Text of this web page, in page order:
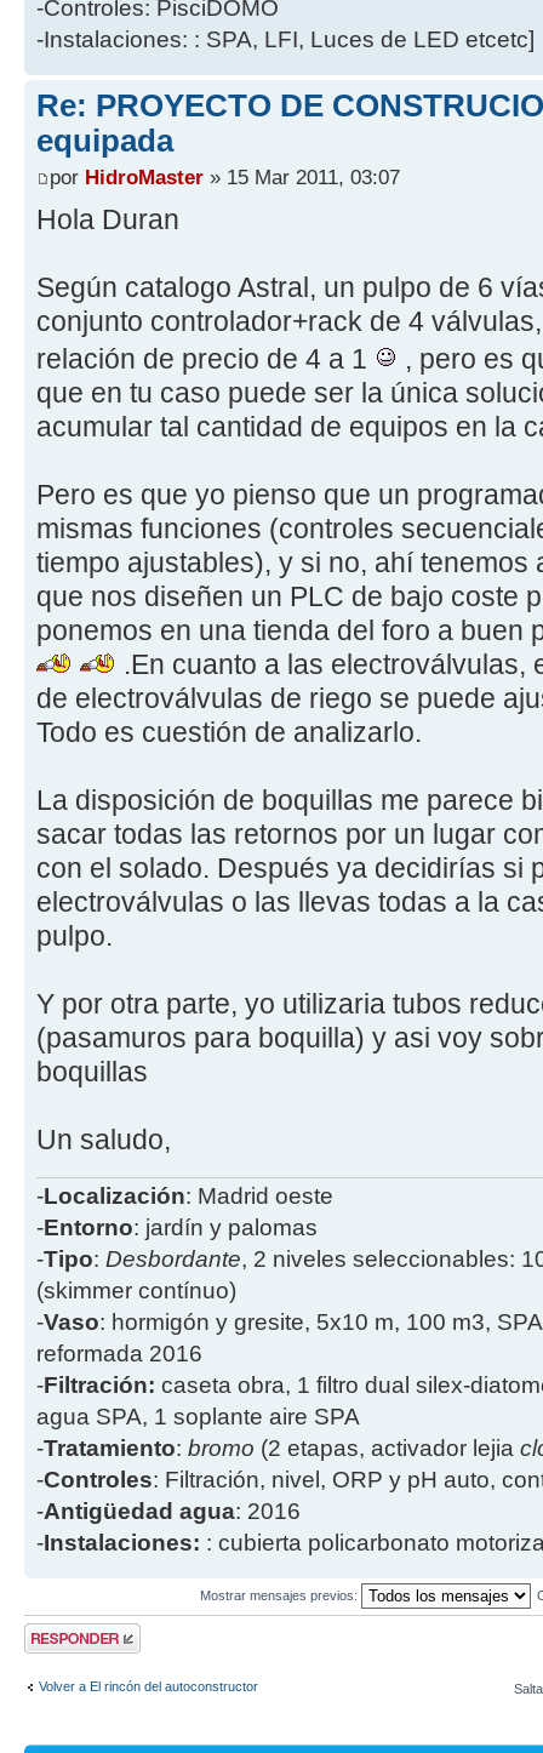
-Controles: PisciDOMO
-Instalaciones: : SPA, LFI, Luces de LED etcetc]
Re: PROYECTO DE
equipada
por HidroMaster » 15 Mar 2011, 03:07
Hola Duran
Según catalogo Astral, un pulpo de 6
conjunto controlador+rack de 4
relación de precio de 4 a 1
, pero es
que en tu caso puede ser la única
acumular tal cantidad de equipos en la
Pero es que yo pienso que un
mismas funciones (controles
tiempo ajustables), y si no, ahí tenemos
que nos diseñen un PLC de bajo coste
ponemos en una tienda del foro a buen
.En cuanto a las electroválvulas,
de electroválvulas de riego se puede
Todo es cuestión de analizarlo.
La disposición de boquillas me parece
sacar todas las retornos por un lugar
con el solado. Después ya decidirías si
electroválvulas o las llevas todas a la
pulpo.
Y por otra parte, yo utilizaria tubos
(pasamuros para boquilla) y asi voy
boquillas
Un saludo,
-Localización: Madrid oeste
-Entorno: jardín y palomas
-Tipo: Desbordante, 2 niveles seleccionables:
(skimmer contínuo)
-Vaso: hormigón y gresite, 5x10 m, 100 m3,
reformada 2016
-Filtración: caseta obra, 1 filtro dual silex-
agua SPA, 1 soplante aire SPA
-Tratamiento: bromo (2 etapas, activador lejia
-Controles: Filtración, nivel, ORP y pH auto,
-Antigüedad agua: 2016
-Instalaciones: : cubierta policarbonato
Mostrar mensajes previos:
Publicar una
respuesta
Volver a El rincón del autoconstructor